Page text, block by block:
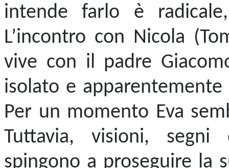
intende farlo è
L’incontro con Nicola
vive con il padre
isolato e
Per un momento Eva
Tuttavia, visioni, segni
spingono a proseguire la